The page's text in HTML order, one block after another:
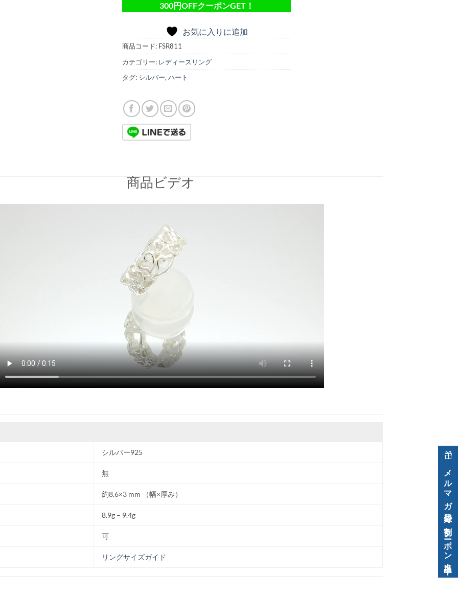
300円OFFクーポンGET！
お気に入りに追加
商品コード: FSR811
カテゴリー: レディースリング
タグ: シルバー, ハート
商品ビデオ
シルバー925
無
約8.6×3 mm （幅×厚み）
8.9g – 9.4g
可
リングサイズガイド メルマガ登録で割引クーポン進呈中！